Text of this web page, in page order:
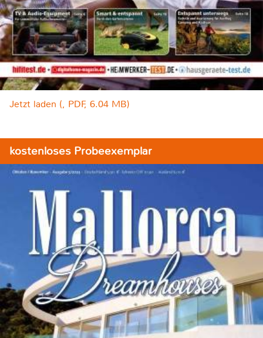
Jetzt laden (, PDF, 6.04 MB)
kostenloses Probeexemplar